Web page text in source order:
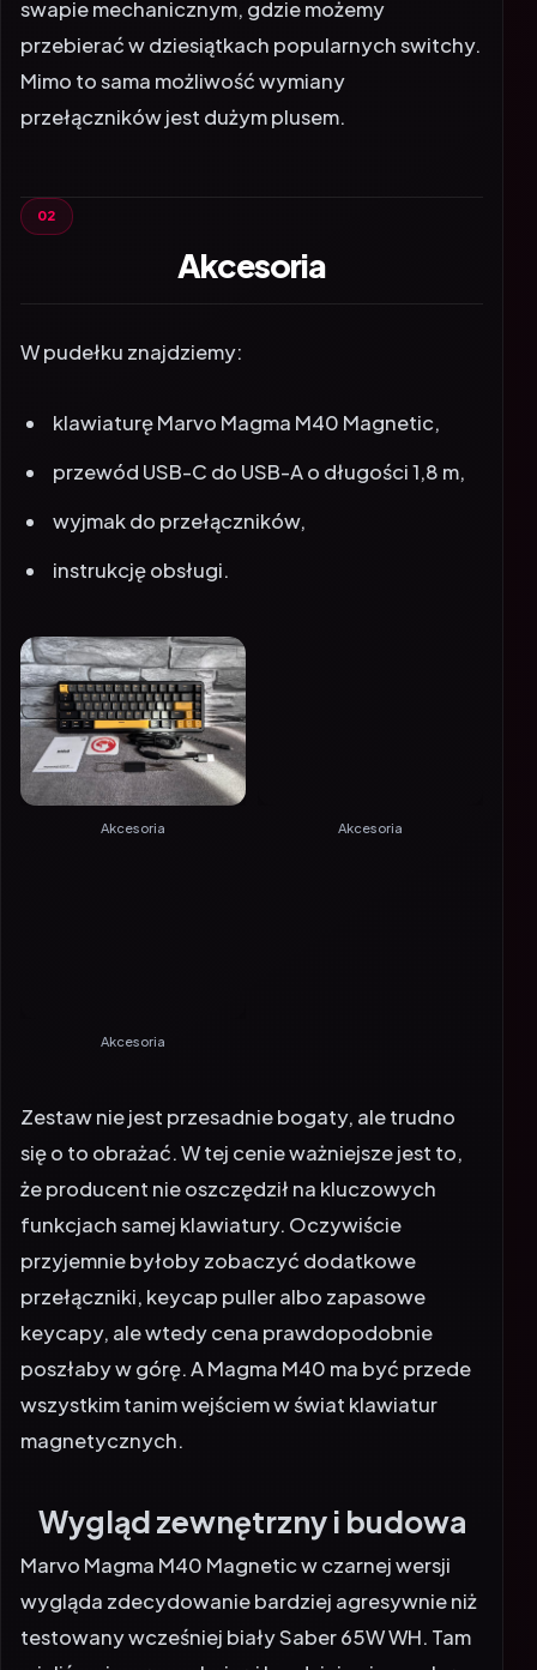
swapie mechanicznym, gdzie możemy
przebierać w dziesiątkach popularnych switchy.
Mimo to sama możliwość wymiany
przełączników jest dużym plusem.
Akcesoria
W pudełku znajdziemy:
klawiaturę Marvo Magma M40 Magnetic,
przewód USB-C do USB-A o długości 1,8 m,
wyjmak do przełączników,
instrukcję obsługi.
Akcesoria Akcesoria
Akcesoria
Zestaw nie jest przesadnie bogaty, ale trudno
się o to obrażać. W tej cenie ważniejsze jest to,
że producent nie oszczędził na kluczowych
funkcjach samej klawiatury. Oczywiście
przyjemnie byłoby zobaczyć dodatkowe
przełączniki, keycap puller albo zapasowe
keycapy, ale wtedy cena prawdopodobnie
poszłaby w górę. A Magma M40 ma być przede
wszystkim tanim wejściem w świat klawiatur
magnetycznych.
Wygląd zewnętrzny i budowa
Marvo Magma M40 Magnetic w czarnej wersji
wygląda zdecydowanie bardziej agresywnie niż
testowany wcześniej biały Saber 65W WH. Tam